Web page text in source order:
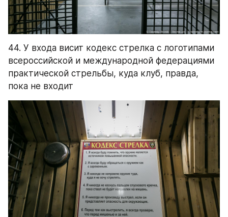
44. У входа висит кодекс стрелка с логотипами
всероссийской и международной федерациями
практической стрельбы, куда клуб, правда,
пока не входит